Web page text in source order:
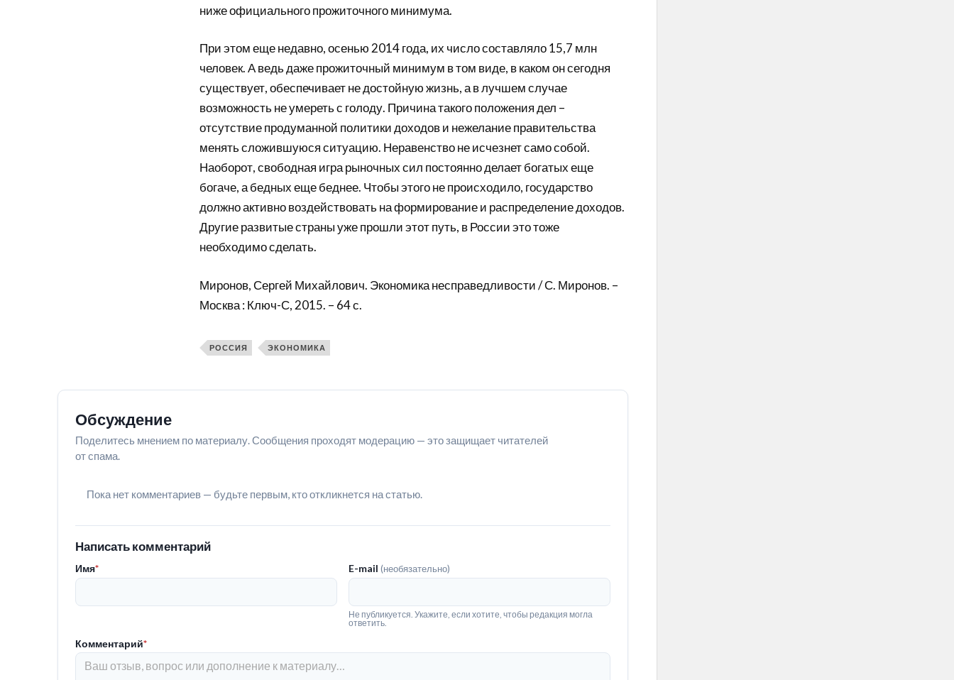
ниже официального прожиточного минимума.
При этом еще недавно, осенью 2014 года, их число составляло 15,7 млн
человек. А ведь даже прожиточный минимум в том виде, в каком он сегодня
существует, обеспечивает не достойную жизнь, а в лучшем случае
возможность не умереть с голоду. Причина такого положения дел –
отсутствие продуманной политики доходов и нежелание правительства
менять сложившуюся ситуацию. Неравенство не исчезнет само собой.
Наоборот, свободная игра рыночных сил постоянно делает богатых еще
богаче, а бедных еще беднее. Чтобы этого не происходило, государство
должно активно воздействовать на формирование и распределение доходов.
Другие развитые страны уже прошли этот путь, в России это тоже
необходимо сделать.
Миронов, Сергей Михайлович. Экономика несправедливости / С. Миронов. –
Москва : Ключ-С, 2015. – 64 с.
РОССИЯ ЭКОНОМИКА
Обсуждение
Поделитесь мнением по материалу. Сообщения проходят модерацию — это защищает читателей
от спама.
Пока нет комментариев — будьте первым, кто откликнется на статью.
Написать комментарий
Имя* E-mail (необязательно)
Не публикуется. Укажите, если хотите, чтобы редакция могла
ответить.
Комментарий*